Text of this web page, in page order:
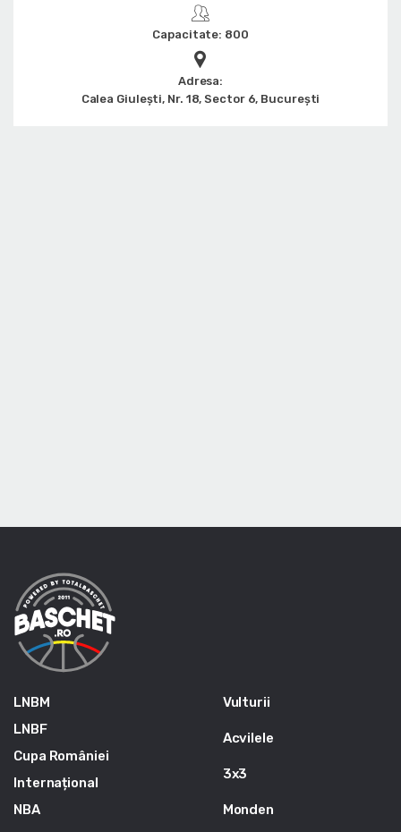
Capacitate: 800
Adresa:
Calea Giulești, Nr. 18, Sector 6, București
LNBM
LNBF
Cupa României
Internațional
NBA
Vulturii
Acvilele
3x3
Monden